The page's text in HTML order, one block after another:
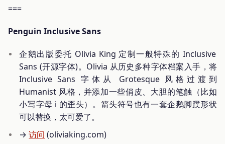
===
Penguin Inclusive Sans
企鹅出版委托 Olivia King 定制一般特殊的 Inclusive
Sans (开源字体)。Olivia 从历史多种字体档案入手，将
Inclusive Sans 字体从 Grotesque 风格过渡到
Humanist 风格，并添加一些俏皮、大胆的笔触（比如
小写字母 i 的歪头）。箭头符号也有一套企鹅脚蹼形状
可以替换，太可爱了。
→访问 (oliviaking.com)